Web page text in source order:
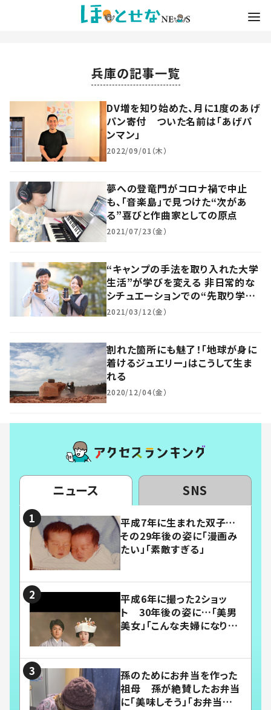
兵庫の記事一覧
DV増を知り始めた、月に1度のあげ
パン寄付 ついた名前は「あげパ
ンマン」
2022/09/01（木）
夢への登竜門がコロナ禍で中止
も、「音楽島」で見つけた“次があ
る”喜びと作曲家としての原点
2021/07/23（金）
“キャンプの手法を取り入れた大学
生活”が学びを変える 非日常的な
シチュエーションでの“先取り学
習”が生んだもの
2021/03/12（金）
割れた箇所にも魅了！「地球が身に
着けるジュエリー」はこうして生ま
れる
2020/12/04（金）
ニュース SNS
平成7年に生まれた双子…
その29年後の姿に「漫画み
たい」「素敵すぎる」
平成6年に撮った2ショッ
ト 30年後の姿に…「美男
美女」「こんな夫婦になりた
孫のためにお弁当を作った
祖母 孫が絶賛したお弁当
に「美味しそう」「お弁当すご